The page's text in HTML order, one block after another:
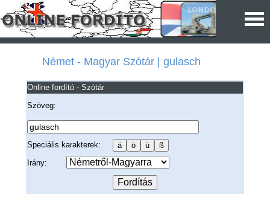
Német - Magyar Szótár | gulasch
Online fordító - Szótár
Szöveg:
Speciális karakterek:
Irány: